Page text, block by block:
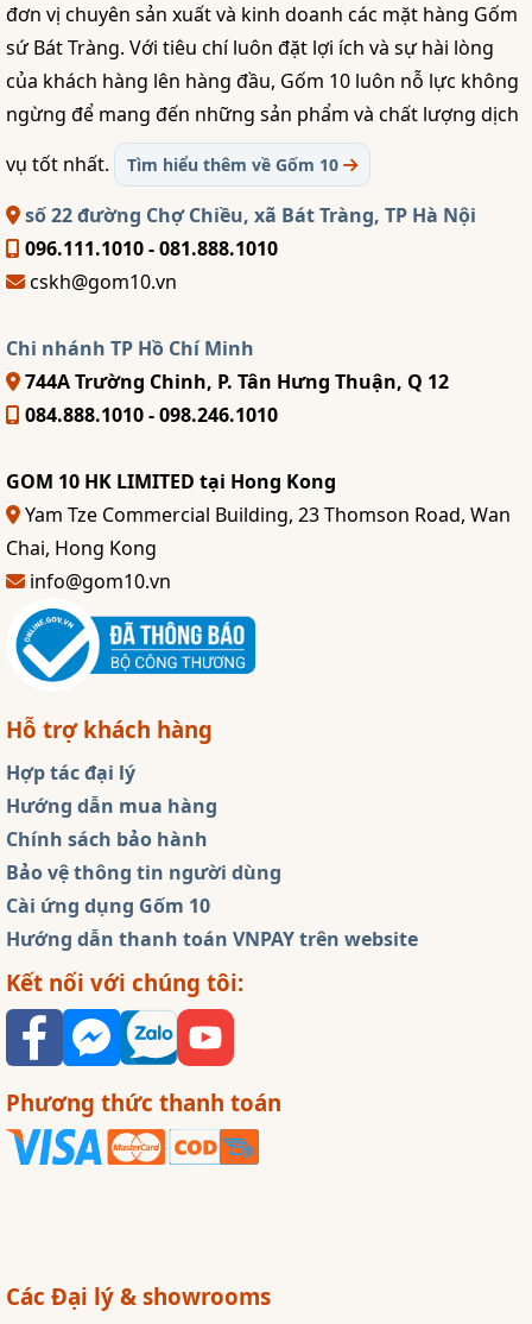
đơn vị chuyên sản xuất và kinh doanh các mặt hàng Gốm
sứ Bát Tràng. Với tiêu chí luôn đặt lợi ích và sự hài lòng
của khách hàng lên hàng đầu, Gốm 10 luôn nỗ lực không
ngừng để mang đến những sản phẩm và chất lượng dịch
vụ tốt nhất.
Tìm hiểu thêm về Gốm 10
số 22 đường Chợ Chiều, xã Bát Tràng, TP Hà Nội
096.111.1010 - 081.888.1010
cskh@gom10.vn
Chi nhánh TP Hồ Chí Minh
744A Trường Chinh, P. Tân Hưng Thuận, Q 12
084.888.1010 - 098.246.1010
GOM 10 HK LIMITED tại Hong Kong
Yam Tze Commercial Building, 23 Thomson Road, Wan
Chai, Hong Kong
info@gom10.vn
Hỗ trợ khách hàng
Hợp tác đại lý
Hướng dẫn mua hàng
Chính sách bảo hành
Bảo vệ thông tin người dùng
Cài ứng dụng Gốm 10
Hướng dẫn thanh toán VNPAY trên website
Kết nối với chúng tôi:
Phương thức thanh toán
Các Đại lý & showrooms